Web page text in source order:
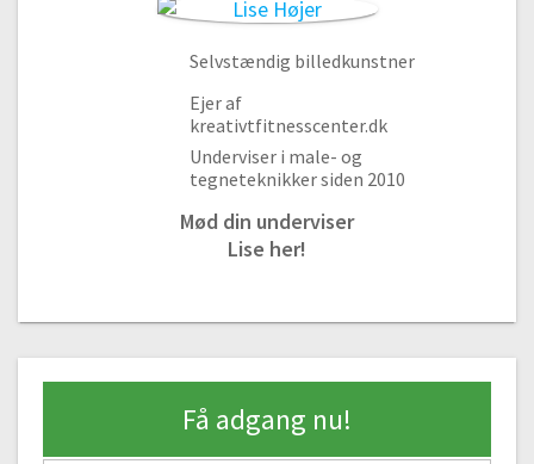
Selvstændig billedkunstner
Ejer af
kreativtfitnesscenter.dk
Underviser i male- og
tegneteknikker siden 2010
Mød din underviser
Lise her!
Få adgang nu!
Gratis video
08:18